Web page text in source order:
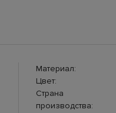
Материал:
Цвет:
Страна
производства: